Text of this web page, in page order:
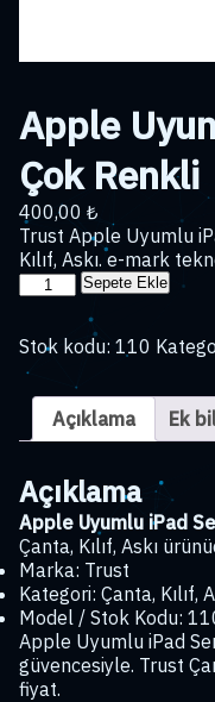
Apple
Çok Renkli
400,00 ₺
Trust Apple Uyumlu
Kılıf, Askı. e-mark
Apple
Sert
Kılıf
Çok
Renkli
adet
Sepete Ekle
Stok kodu: 110
Açıklama Ek
Açıklama
Apple Uyumlu iPad
Çanta, Kılıf, Askı
Marka: Trust
Kategori: Çanta, Kılıf,
Model / Stok Kodu:
Apple Uyumlu iPad
güvencesiyle. Trust
fiyat.